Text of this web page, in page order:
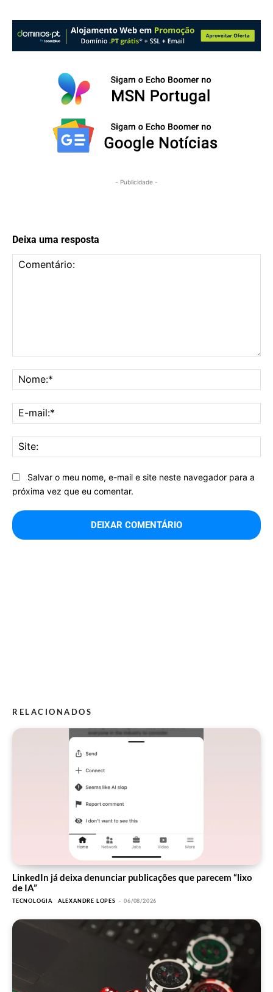
- Publicidade -
Deixa uma resposta
Salvar o meu nome, e-mail e site neste navegador para a
próxima vez que eu comentar.
RELACIONADOS
LinkedIn já deixa denunciar publicações que parecem “lixo
de IA”
TECNOLOGIA ALEXANDRE LOPES - 06/08/2026